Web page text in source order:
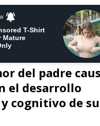
DESTACA2
del padre
el desarrollo
cognitivo de